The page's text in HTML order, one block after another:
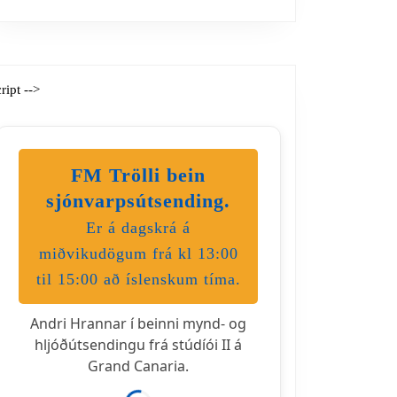
-->
FM Trölli bein
sjónvarpsútsending.
Er á dagskrá á
miðvikudögum frá kl 13:00
til 15:00 að íslenskum tíma.
Andri Hrannar í beinni mynd- og
hljóðútsendingu frá stúdíói II á
Grand Canaria.